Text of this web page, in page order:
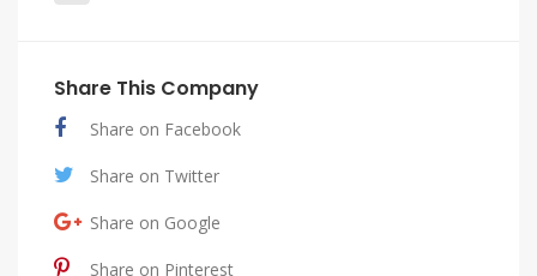
Share This Company
Share on Facebook
Share on Twitter
Share on Google
Share on Pinterest